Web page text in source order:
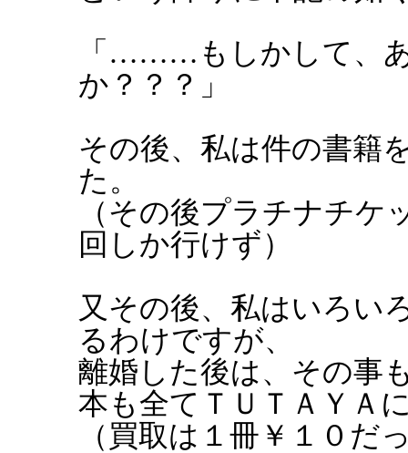
「………もしかして、
か？？？」
その後、私は件の書籍
た。
（その後プラチナチ
回しか行けず）
又その後、私はいろい
るわけですが、
離婚した後は、その事
本も全てＴＵＴＡＹＡ
（買取は１冊￥１０